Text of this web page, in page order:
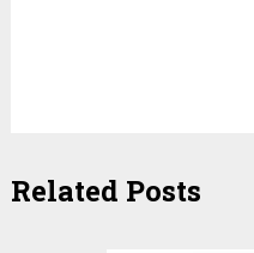
Related Posts